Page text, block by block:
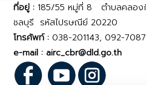
ที่อยู่ :185/55 หมู่ที่ 8 ตำบลคลอง
ชลบุรี รหัสไปรษณีย์ 20220
โทรศัพท์ : 038-201143, 092-
e-mail : airc_cbr@dld.go.th